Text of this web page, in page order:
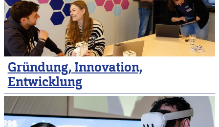
Gründung, Innovation,
Entwicklung